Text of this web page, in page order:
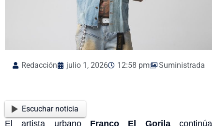
Redacción julio 1, 2026 12:58 pm Suministrada
Escuchar noticia
El artista urbano Franco El Gorilacontinúa